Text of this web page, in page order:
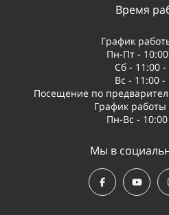
Время
График
Пн-Пт -
Сб - 11:00 -
Вс - 11:00 -
Посещение по
График
Пн-Вс -
Мы в